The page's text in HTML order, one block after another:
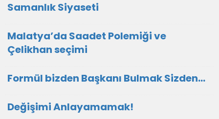
Samanlık Siyaseti
Malatya’da Saadet Polemiği ve
Çelikhan seçimi
Formül bizden Başkanı Bulmak Sizden…
Değişimi Anlayamamak!